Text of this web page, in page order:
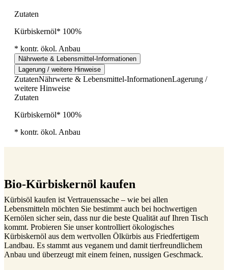
Zutaten
Kürbiskernöl* 100%
* kontr. ökol. Anbau
Nährwerte & Lebensmittel-Informationen
Lagerung / weitere Hinweise
ZutatenNährwerte & Lebensmittel-InformationenLagerung /
weitere Hinweise
Zutaten
Kürbiskernöl* 100%
* kontr. ökol. Anbau
Bio-Kürbiskernöl kaufen
Kürbisöl kaufen ist Vertrauenssache – wie bei allen
Lebensmitteln möchten Sie bestimmt auch bei hochwertigen
Kernölen sicher sein, dass nur die beste Qualität auf Ihren Tisch
kommt. Probieren Sie unser kontrolliert ökologisches
Kürbiskernöl aus dem wertvollen Ölkürbis aus Friedfertigem
Landbau. Es stammt aus veganem und damit tierfreundlichem
Anbau und überzeugt mit einem feinen, nussigen Geschmack.